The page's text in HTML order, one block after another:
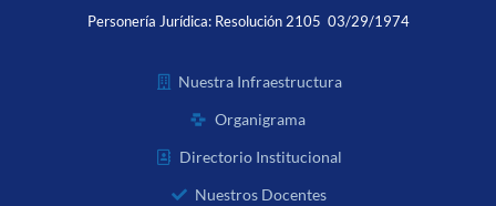
Personería Jurídica: Resolución 2105 03/29/1974
Nuestra Infraestructura
Organigrama
Directorio Institucional
Nuestros Docentes